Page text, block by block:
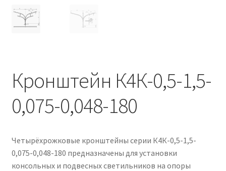
кронштейнов «Opora Engineering»
Политика конфиденциальности
Таблица выбора вводного щитка
Кронштейн К4К-0,5-1,5-
0,075-0,048-180
Четырёхрожковые кронштейны серии К4К-0,5-1,5-
0,075-0,048-180 предназначены для установки
консольных и подвесных светильников на опоры